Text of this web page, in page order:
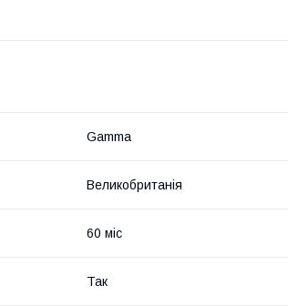
Gamma
Великобританія
60 міс
Так